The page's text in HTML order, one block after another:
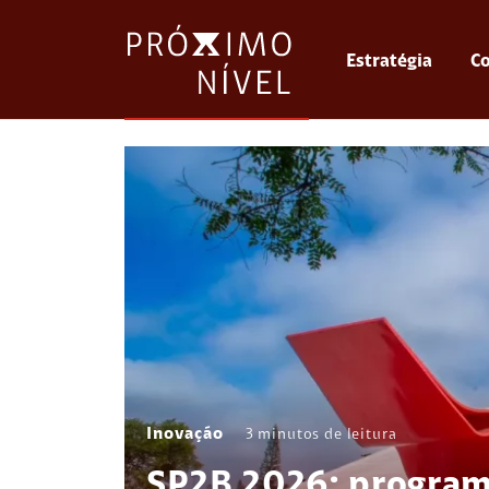
Estratégia
Inovação 3 minutos de leitura